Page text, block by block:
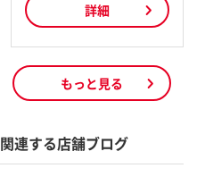
詳細
もっと見る
関連する店舗ブログ